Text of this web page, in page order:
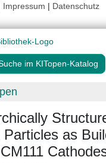
Impressum | Datenschutz
im KITopen-Katalog
Particles as